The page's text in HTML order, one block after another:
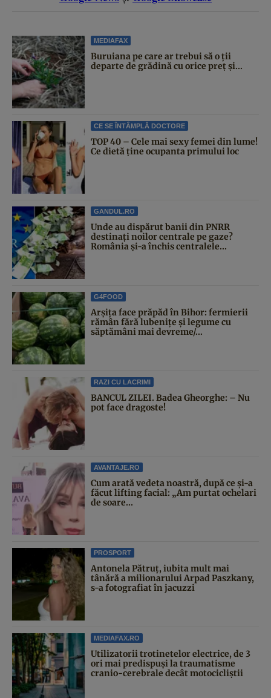
MEDIAFAX
Buruiana pe care ar trebui să o ții
departe de grădină cu orice preț și...
CE SE ÎNTÂMPLĂ DOCTORE
TOP 40 – Cele mai sexy femei din lume!
Ce dietă ține ocupanta primului loc
GANDUL.RO
Unde au dispărut banii din PNRR
destinați noilor centrale pe gaze?
România și-a închis centralele...
G4FOOD
Arșița face prăpăd în Bihor: fermierii
rămân fără lubenițe și legume cu
săptămâni mai devreme/...
RAZI CU LACRIMI
BANCUL ZILEI. Badea Gheorghe: – Nu
pot face dragoste!
AVANTAJE.RO
Cum arată vedeta noastră, după ce și-a
făcut lifting facial: „Am purtat ochelari
de soare...
PROSPORT
Antonela Pătruț, iubita mult mai
tânără a milionarului Arpad Paszkany,
s-a fotografiat în jacuzzi
MEDIAFAX.RO
Utilizatorii trotinetelor electrice, de 3
ori mai predispuși la traumatisme
cranio-cerebrale decât motocicliștii